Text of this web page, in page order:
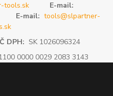
tools.sk
E-mail:
E-mail: tools@slpartner-
DPH: SK 1026096324
0000 0029 2083 3143